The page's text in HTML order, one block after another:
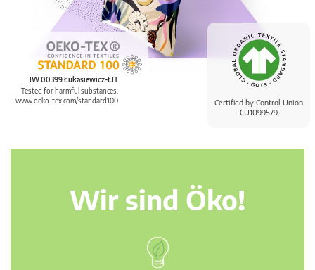
Certified by Control Union
CU1099579
IW 00399 Łukasiewicz-ŁIT
Tested for harmful substances.
www.oeko-tex.com/standard100
Wir sind Öko!